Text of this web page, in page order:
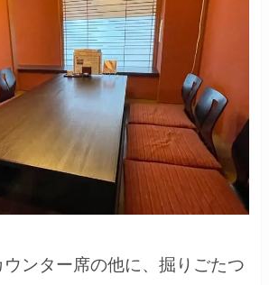
ンター席の他に、掘りごたつ